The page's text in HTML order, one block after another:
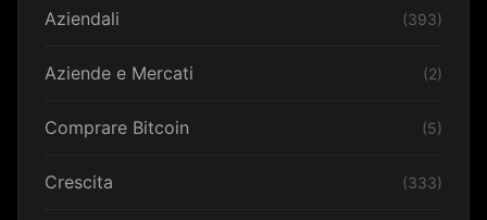
Aziendali (393)
Aziende e Mercati (2)
Comprare Bitcoin (5)
Crescita (333)